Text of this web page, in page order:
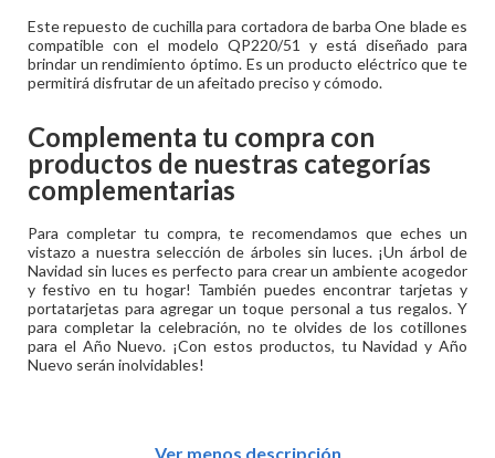
Este repuesto de cuchilla para cortadora de barba One blade es
compatible con el modelo QP220/51 y está diseñado para
brindar un rendimiento óptimo. Es un producto eléctrico que te
permitirá disfrutar de un afeitado preciso y cómodo.
Complementa tu compra con
productos de nuestras categorías
complementarias
Para completar tu compra, te recomendamos que eches un
vistazo a nuestra selección de árboles sin luces. ¡Un árbol de
Navidad sin luces es perfecto para crear un ambiente acogedor
y festivo en tu hogar! También puedes encontrar tarjetas y
portatarjetas para agregar un toque personal a tus regalos. Y
para completar la celebración, no te olvides de los cotillones
para el Año Nuevo. ¡Con estos productos, tu Navidad y Año
Nuevo serán inolvidables!
Ver menos descripción